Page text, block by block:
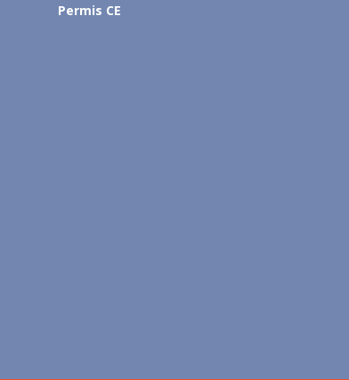
Permis CE